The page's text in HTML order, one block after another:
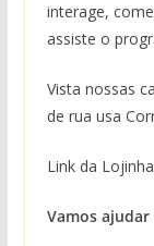
interage,
assiste o
Vista nossas
de rua usa
Link da
Vamos